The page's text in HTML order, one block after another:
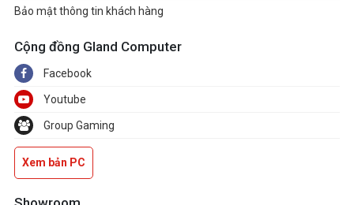
Bảo mật thông tin khách hàng
Cộng đồng Gland Computer
Facebook
Youtube
Group Gaming
Xem bản PC